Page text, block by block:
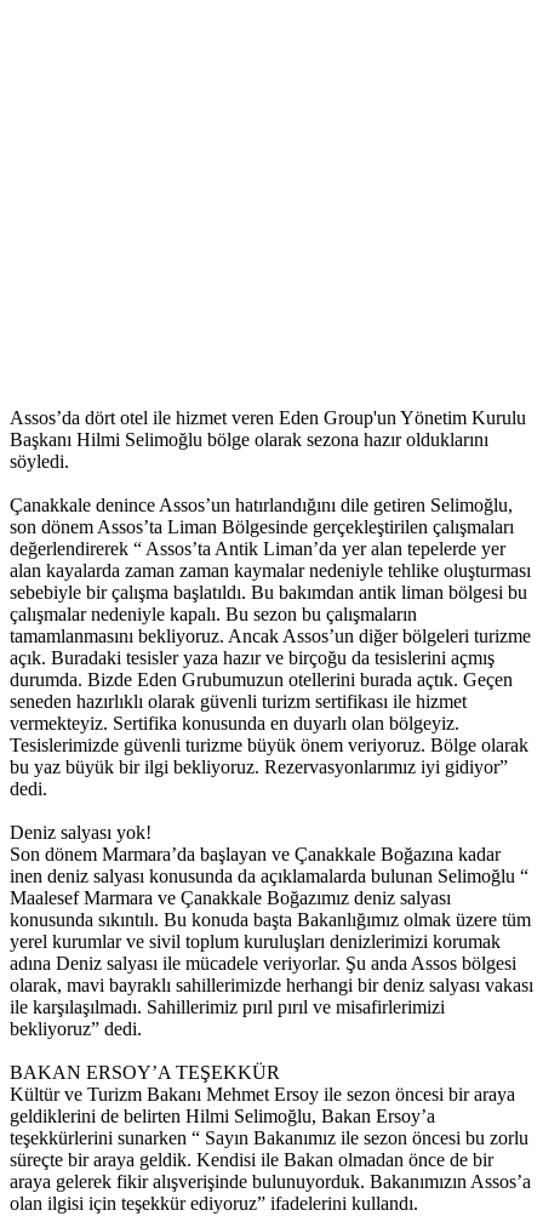
Assos’da dört otel ile hizmet veren Eden Group'un Yönetim Kurulu
Başkanı Hilmi Selimoğlu bölge olarak sezona hazır olduklarını
söyledi.
Çanakkale denince Assos’un hatırlandığını dile getiren Selimoğlu,
son dönem Assos’ta Liman Bölgesinde gerçekleştirilen çalışmaları
değerlendirerek “ Assos’ta Antik Liman’da yer alan tepelerde yer
alan kayalarda zaman zaman kaymalar nedeniyle tehlike oluşturması
sebebiyle bir çalışma başlatıldı. Bu bakımdan antik liman bölgesi bu
çalışmalar nedeniyle kapalı. Bu sezon bu çalışmaların
tamamlanmasını bekliyoruz. Ancak Assos’un diğer bölgeleri turizme
açık. Buradaki tesisler yaza hazır ve birçoğu da tesislerini açmış
durumda. Bizde Eden Grubumuzun otellerini burada açtık. Geçen
seneden hazırlıklı olarak güvenli turizm sertifikası ile hizmet
vermekteyiz. Sertifika konusunda en duyarlı olan bölgeyiz.
Tesislerimizde güvenli turizme büyük önem veriyoruz. Bölge olarak
bu yaz büyük bir ilgi bekliyoruz. Rezervasyonlarımız iyi gidiyor”
dedi.
Deniz salyası yok!
Son dönem Marmara’da başlayan ve Çanakkale Boğazına kadar
inen deniz salyası konusunda da açıklamalarda bulunan Selimoğlu “
Maalesef Marmara ve Çanakkale Boğazımız deniz salyası
konusunda sıkıntılı. Bu konuda başta Bakanlığımız olmak üzere tüm
yerel kurumlar ve sivil toplum kuruluşları denizlerimizi korumak
adına Deniz salyası ile mücadele veriyorlar. Şu anda Assos bölgesi
olarak, mavi bayraklı sahillerimizde herhangi bir deniz salyası vakası
ile karşılaşılmadı. Sahillerimiz pırıl pırıl ve misafirlerimizi
bekliyoruz” dedi.
BAKAN ERSOY’A TEŞEKKÜR
Kültür ve Turizm Bakanı Mehmet Ersoy ile sezon öncesi bir araya
geldiklerini de belirten Hilmi Selimoğlu, Bakan Ersoy’a
teşekkürlerini sunarken “ Sayın Bakanımız ile sezon öncesi bu zorlu
süreçte bir araya geldik. Kendisi ile Bakan olmadan önce de bir
araya gelerek fikir alışverişinde bulunuyorduk. Bakanımızın Assos’a
olan ilgisi için teşekkür ediyoruz” ifadelerini kullandı.